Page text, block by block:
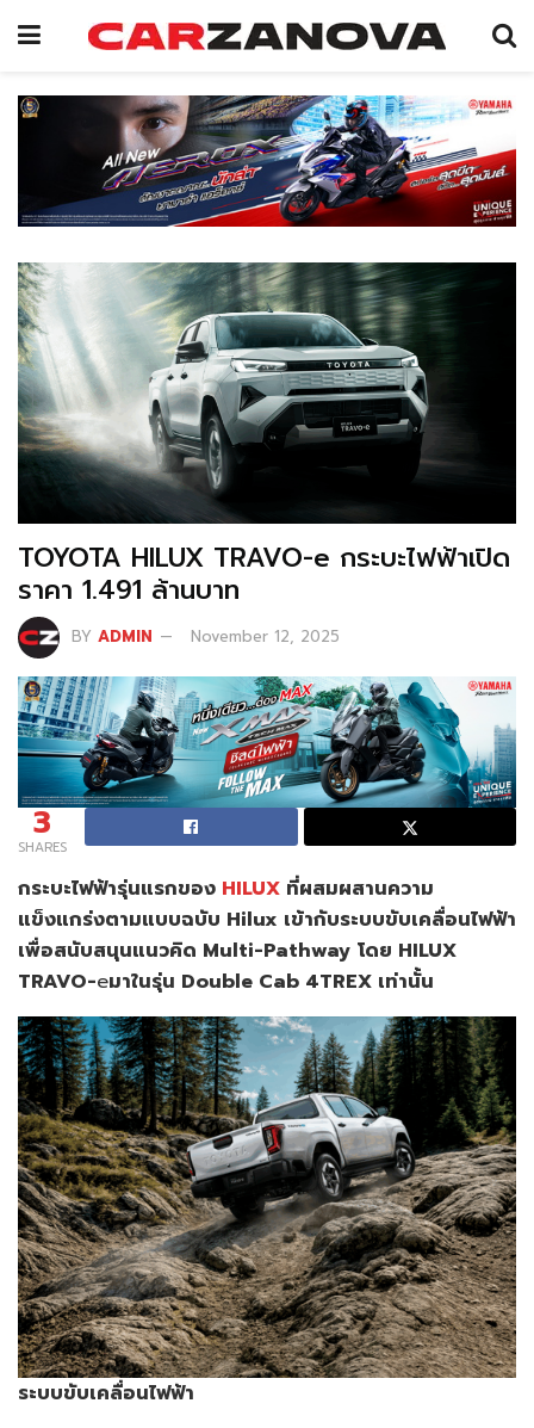
TOYOTA HILUX TRAVO-e กระบะไฟฟ้าเปิด
ราคา 1.491 ล้านบาท
BY ADMIN November 12, 2025
3
SHARES
กระบะไฟฟ้ารุ่นแรกของ HILUX ที่ผสมผสานความ
แข็งแกร่งตามแบบฉบับ Hilux เข้ากับระบบขับเคลื่อนไฟฟ้า
เพื่อสนับสนุนแนวคิด Multi-Pathway โดย HILUX
TRAVO-eมาในรุ่น Double Cab 4TREX เท่านั้น
ระบบขับเคลื่อนไฟฟ้า